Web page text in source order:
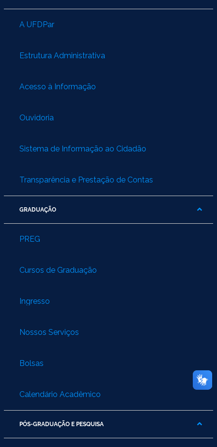
A UFDPar
Estrutura Administrativa
Acesso à Informação
Ouvidoria
Sistema de Informação ao Cidadão
Transparência e Prestação de Contas
GRADUAÇÃO
PREG
Cursos de Graduação
Ingresso
Nossos Serviços
Bolsas
Calendário Acadêmico
PÓS-GRADUAÇÃO E PESQUISA